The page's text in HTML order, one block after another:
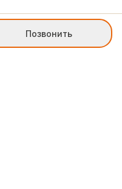
Позвонить